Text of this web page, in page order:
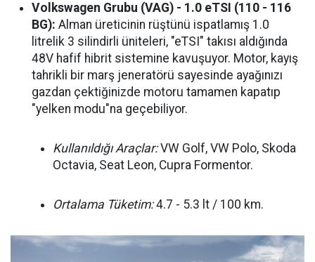
Volkswagen Grubu (VAG) - 1.0 eTSI (110 - 116
BG): Alman üreticinin rüştünü ispatlamış 1.0
litrelik 3 silindirli üniteleri, "eTSI" takısı aldığında
48V hafif hibrit sistemine kavuşuyor. Motor, kayış
tahrikli bir marş jeneratörü sayesinde ayağınızı
gazdan çektiğinizde motoru tamamen kapatıp
"yelken modu"na geçebiliyor.
Kullanıldığı Araçlar:VW Golf, VW Polo, Skoda
Octavia, Seat Leon, Cupra Formentor.
Ortalama Tüketim:4.7 - 5.3 lt / 100 km.